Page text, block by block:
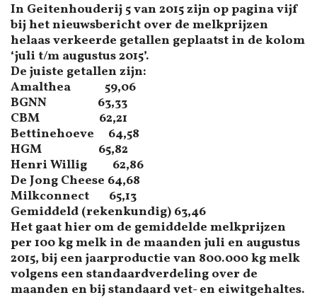
In Geitenhouderij 5 van 2015 zijn op pagina vijf
bij het nieuwsbericht over de melkprijzen
helaas verkeerde getallen geplaatst in de kolom
‘juli t/m augustus 2015’.
De juiste getallen zijn:
Amalthea 59,06
BGNN 63,33
CBM 62,21
Bettinehoeve 64,58
HGM 65,82
Henri Willig 62,86
De Jong Cheese 64,68
Milkconnect 65,13
Gemiddeld (rekenkundig) 63,46
Het gaat hier om de gemiddelde melkprijzen
per 100 kg melk in de maanden juli en augustus
2015, bij een jaarproductie van 800.000 kg melk
volgens een standaardverdeling over de
maanden en bij standaard vet- en eiwitgehaltes.